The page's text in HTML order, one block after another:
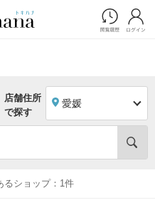
店舗住所
で探す
愛媛
るショップ：1件